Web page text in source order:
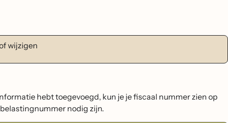
wijzigen
hebt toegevoegd, kun je je fiscaal nummer zien op
nodig zijn.